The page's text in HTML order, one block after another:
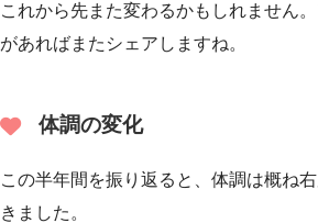
これから先また変わるかもしれません
があればまたシェアしますね。
体調の変化
この半年間を振り返ると、体調は概ね
きました。